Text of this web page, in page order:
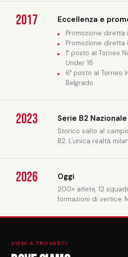
2017 Eccellenza e
Promozione diretta
Promozione diretta
1° posto al Torneo
Under 18
6° posto al Torneo
Belgrado
2023 Serie B2 Nazionale
Storico salto al
B2. L'unica realtà
2026 Oggi
200+ atlete, 12
formazioni di vertice.
VIENI A TROVARCI